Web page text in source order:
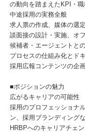
の動向を踏まえたKPI・
中途採用の実務全般
求人票の作成、媒体の選
談面接の設計・実施、オ
候補者・エージェントと
プロセスの仕組み化とド
採用広報コンテンツの企
■ポジションの魅力
広がるキャリアの可能性
採用のプロフェッショナ
ン、採用ブランディング
HRBPへのキャリアチェ